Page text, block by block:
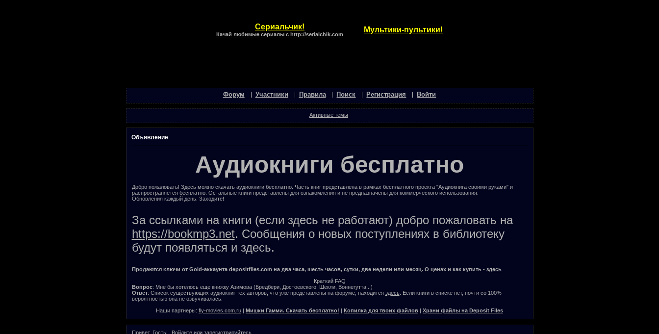
Сериальчик!
Качай любимые сериалы с http://serialchik.com
Мультики-пультики!
Форум Участники Правила Поиск Регистрация Войти
Активные темы
Объявление
Аудиокниги бесплатно
Добро пожаловать! Здесь можно скачать аудиокниги бесплатно. Часть книг представлена в рамках бесплатного проекта "Аудиокнига своими руками" и
распространяется бесплатно. Остальные книги представлены для ознакомления и не предназначены для коммерческого использования.
Обновления каждый день. Заходите!
За ссылками на книги (если здесь не работают) добро пожаловать на
https://bookmp3.net. Сообщения о новых поступлениях в библиотеку
будут появляться и здесь.
Продаются ключи от Gold-аккаунта depositfiles.com на два часа, шесть часов, сутки, две недели или месяц. О ценах и как купить - здесь
Краткий FAQ
Вопрос: Мне бы хотелось еще книжку Азимова (Бредбери, Достоевского, Шекли, Воннегутта...)
Ответ: Список существующих аудиокниг тех авторов, что уже представлены на форуме, находится здесь. Если книги в списке нет, почти со 100%
вероятностью она не озвучивалась.
Наши партнеры: fly-movies.com.ru Мишки Гамми. Скачать бесплатно! Копилка для твоих файлов Храни файлы на Deposit Files
Привет, Гость! Войдите или зарегистрируйтесь